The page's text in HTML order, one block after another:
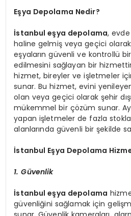
Eşya Depolama Nedir?
İstanbul eşya depolama,
haline gelmiş veya geçici
eşyaların güvenli ve kontrollü
edilmesini sağlayan bir
hizmet, bireyler ve işletmeler
sunar. Bu hizmet, evini
olan veya geçici olarak şehir
mükemmel bir çözüm sunar.
yapan işletmeler de fazla
alanlarında güvenli bir şekilde
İstanbul Eşya Depolama
1. Güvenlik
İstanbul eşya depolama
güvenliğini sağlamak için